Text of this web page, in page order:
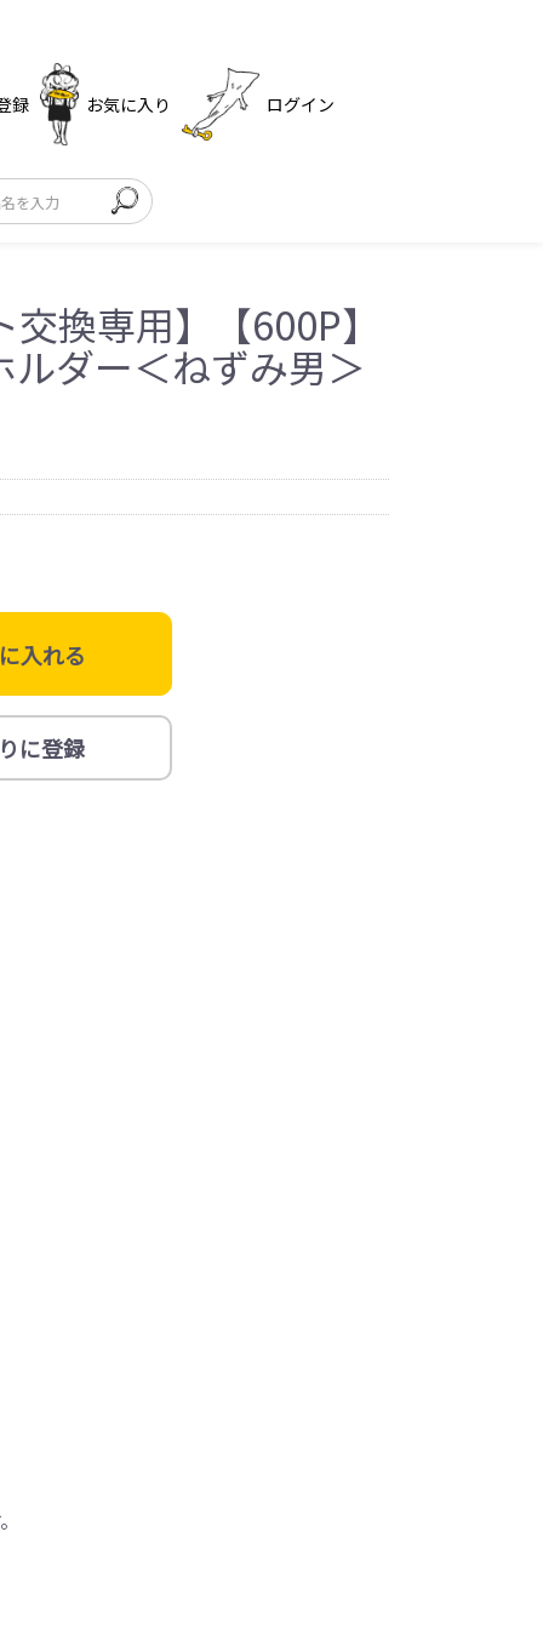
録 お気に入り ログイン
換専用】【600P】
ルダー＜ねずみ男＞
入れる
に登録